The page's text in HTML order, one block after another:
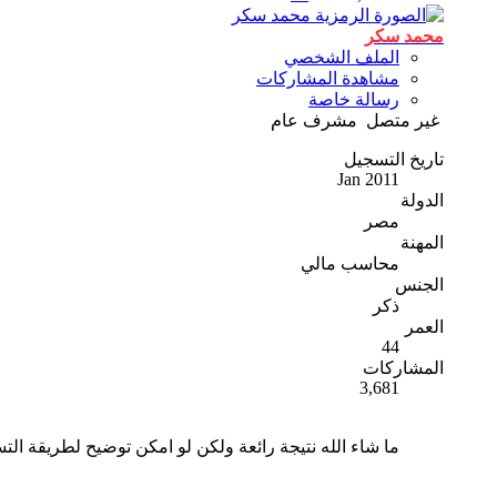
محمد سكر
الملف الشخصي
مشاهدة المشاركات
رسالة خاصة
غير متصل مشرف عام
تاريخ التسجيل
Jan 2011
الدولة
مصر
المهنة
محاسب مالي
الجنس
ذكر
العمر
44
المشاركات
3,681
ما شاء الله نتيجة رائعة ولكن لو امكن توضيح لطريقة